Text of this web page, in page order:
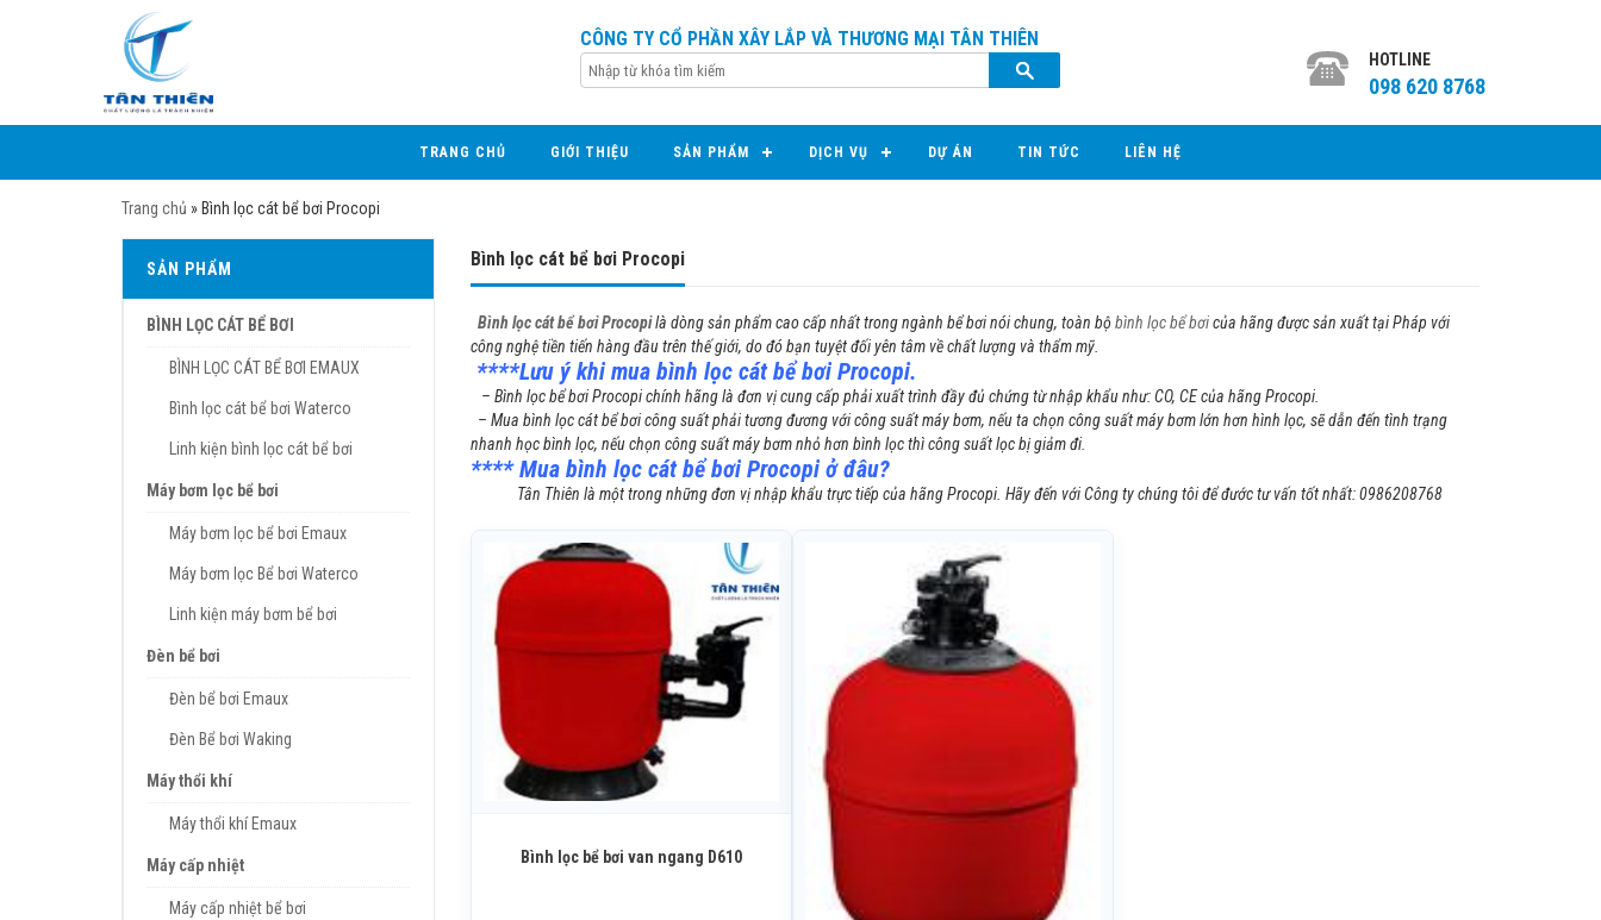
CÔNG TY CỔ PHẦN XÂY LẮP VÀ THƯƠNG MẠI TÂN THIÊN
HOTLINE
098 620 8768
TRANG CHỦ GIỚI THIỆU SẢN PHẨM DỊCH VỤ DỰ ÁN TIN TỨC LIÊN HỆ
Trang chủ » Bình lọc cát bể bơi Procopi
SẢN PHẨM
BÌNH LỌC CÁT BỂ BƠI
BÌNH LỌC CÁT BỂ BƠI EMAUX
Bình lọc cát bể bơi Waterco
Linh kiện bình lọc cát bể bơi
Máy bơm lọc bể bơi
Máy bơm lọc bể bơi Emaux
Máy bơm lọc Bể bơi Waterco
Linh kiện máy bơm bể bơi
Đèn bể bơi
Đèn bể bơi Emaux
Đèn Bể bơi Waking
Máy thổi khí
Máy thổi khí Emaux
Máy cấp nhiệt
Máy cấp nhiệt bể bơi
Bình lọc cát bể bơi Procopi
Bình lọc cát bể bơi Procopilà dòng sản phẩm cao cấp nhất trong ngành bể bơi nói chung, toàn bộbình lọc bể bơicủa hãng được sản xuất tại Pháp với
công nghệ tiền tiến hàng đầu trên thế giới, do đó bạn tuyệt đối yên tâm về chất lượng và thẩm mỹ.
****Lưu ý khi mua bình lọc cát bể bơi Procopi.
– Bình lọc bể bơi Procopi chính hãng là đơn vị cung cấp phải xuất trình đầy đủ chứng từ nhập khẩu như: CO, CE của hãng Procopi.
– Mua bình lọc cát bể bơi công suất phải tương đương với công suất máy bơm, nếu ta chọn công suất máy bơm lớn hơn hình lọc, sẽ dẫn đến tình trạng
nhanh học bình lọc, nếu chọn công suất máy bơm nhỏ hơn bình lọc thì công suất lọc bị giảm đi.
**** Mua bình lọc cát bể bơi Procopi ở đâu?
Tân Thiên là một trong những đơn vị nhập khẩu trực tiếp của hãng Procopi. Hãy đến với Công ty chúng tôi để đước tư vấn tốt nhất: 0986208768
Bình lọc bể bơi van ngang D610